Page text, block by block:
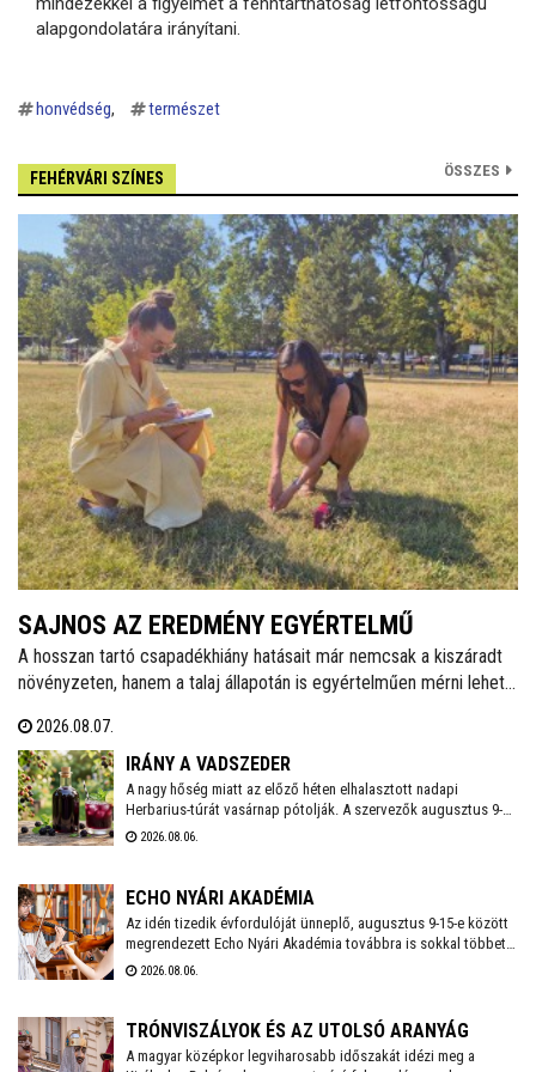
alapgondolatára irányítani.
honvédség természet
FEHÉRVÁRI SZÍNES ÖSSZES
SAJNOS AZ EREDMÉNY EGYÉRTELMŰ
A hosszan tartó csapadékhiány hatásait már nemcsak a kiszáradt
növényzeten, hanem a talaj állapotán is egyértelműen mérni lehet.
vizsgálták meg Székesfehérvár több parkjának és zöldterületének
talaját, hogy pontos képet kapjanak a jelenlegi helyzetről.
2026.08.07.
IRÁNY A VADSZEDER
A nagy hőség miatt az előző héten elhalasztott nadapi
Herbarius-túrát vasárnap pótolják. A szervezők augusztus 9-én
várnak mindenkit, aki szívesen csatlakozna a programhoz, hogy
Nadapról indul, a részvételhez ezúttal is előzetes
bejelentkezést kérnek a szokásos elérhetőségeken.
2026.08.06.
ECHO NYÁRI AKADÉMIA
Az idén tizedik évfordulóját ünneplő, augusztus 9-15-e között
megrendezett Echo Nyári Akadémia továbbra is sokkal többet
kínál, mint egy hagyományos zenei mesterkurzus. A családias
egyedülálló találkozási pontja a művésztanároknak, a fiatal
2026.08.06.
TRÓNVISZÁLYOK ÉS AZ UTOLSÓ ARANYÁG
A magyar középkor legviharosabb időszakát idézi meg a